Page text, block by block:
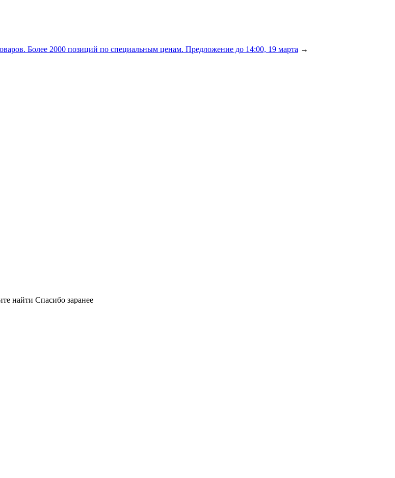
Более 2000 позиций по специальным ценам. Предложение до 14:00, 19 марта →
найти Спасибо заранее